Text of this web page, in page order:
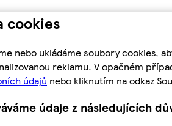
cookies
nebo ukládáme soubory cookies,
reklamu. V opačném
údajů nebo kliknutím na odkaz
údaje z následujících